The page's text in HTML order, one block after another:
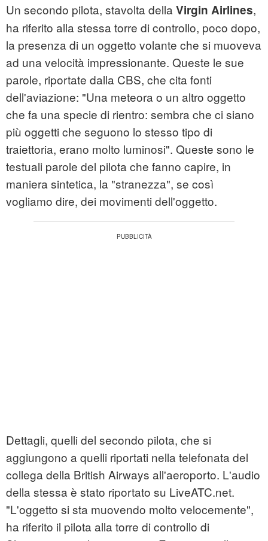
Un secondo pilota, stavolta della Virgin Airlines,
ha riferito alla stessa torre di controllo, poco dopo,
la presenza di un oggetto volante che si muoveva
ad una velocità impressionante. Queste le sue
parole, riportate dalla CBS, che cita fonti
dell'aviazione: "Una meteora o un altro oggetto
che fa una specie di rientro: sembra che ci siano
più oggetti che seguono lo stesso tipo di
traiettoria, erano molto luminosi". Queste sono le
testuali parole del pilota che fanno capire, in
maniera sintetica, la "stranezza", se così
vogliamo dire, dei movimenti dell'oggetto.
Dettagli, quelli del secondo pilota, che si
aggiungono a quelli riportati nella telefonata del
collega della British Airways all'aeroporto. L'audio
della stessa è stato riportato su LiveATC.net.
"L'oggetto si sta muovendo molto velocemente",
ha riferito il pilota alla torre di controllo di